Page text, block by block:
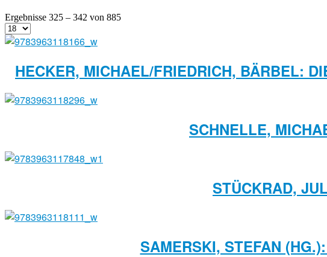
Ergebnisse 325 – 342 von 885
HECKER, MICHAEL/FRIEDRICH, BÄRBEL:
SCHNELLE,
STÜCKRAD,
SAMERSKI, STEFAN